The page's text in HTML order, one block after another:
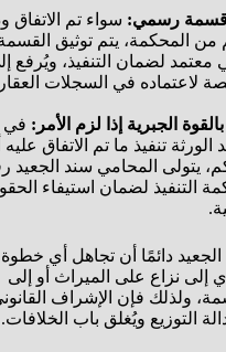
قسمة رسمي: سواء تم الاتفاق
من المحكمة، يتم توثيق
لضمان التنفيذ، ويُرفع
لاعتماده في السجلات
الجبرية إذا لزم الأمر: في
تنفيذ ما تم الاتفاق عليه
يتولى المحامي سند الجعيد
التنفيذ لضمان استيفاء
دائمًا أن تجاهل أي
إلى نزاع على الميراث أو إلى
ولذلك فإن الإشراف
التوزيع ويُغلق باب الخلافات.